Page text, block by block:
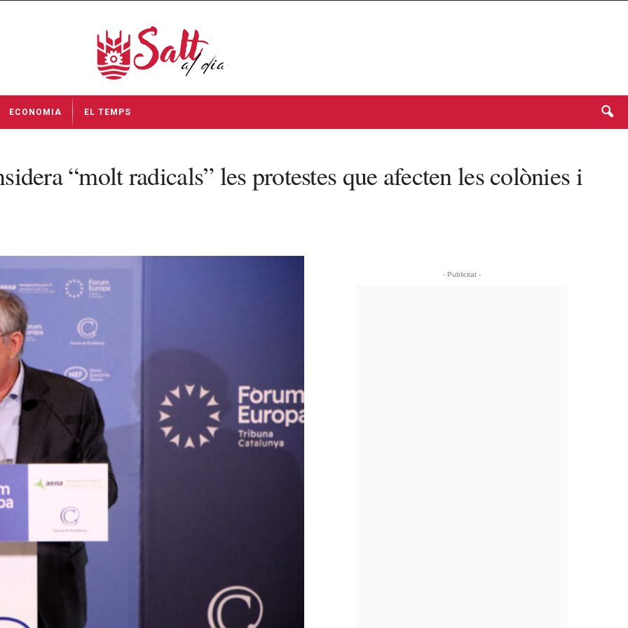
ECONOMIA EL TEMPS
“molt radicals” les protestes que afecten les colònies i
- Publicitat -